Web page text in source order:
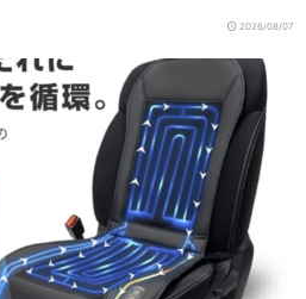
2026/08/07